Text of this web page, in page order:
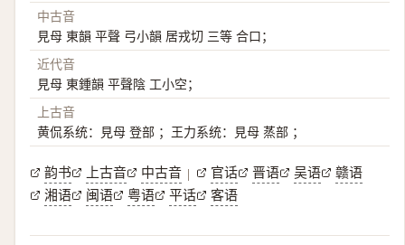
中古音
見母 東韻 平聲 弓小韻 居戎切 三等 合口；
近代音
見母 東鍾韻 平聲陰 工小空；
上古音
黄侃系统：見母 登部 ；王力系统：見母 蒸部 ；
韵书 上古音 中古音 | 官话 晋语 吴语
赣语
湘语
闽语 粤语 平话 客语